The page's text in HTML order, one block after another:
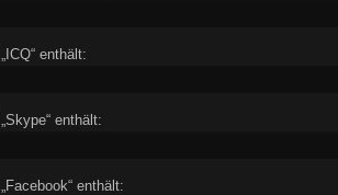
„ICQ“ enthält:
„Skype“ enthält:
„Facebook“ enthält: